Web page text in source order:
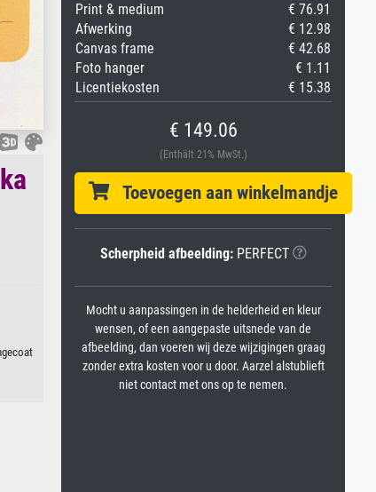
Print & medium
€ 76.91
Afwerking
€ 12.98
Canvas frame
€ 42.68
Foto hanger
€ 1.11
Licentiekosten
€ 15.38
€ 149.06
(Enthält 21% MwSt.)
Toevoegen aan winkelmandje
Scherpheid afbeelding:PERFECT
Mocht u aanpassingen in de helderheid en kleur
wensen, of een aangepaste uitsnede van de
afbeelding, dan voeren wij deze wijzigingen graag
zonder extra kosten voor u door. Aarzel alstublieft
niet contact met ons op te nemen.